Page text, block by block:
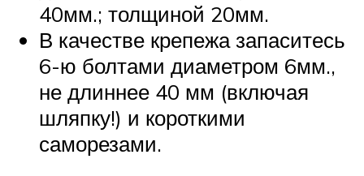
40мм.; толщиной 20мм.
В качестве крепежа запаситесь
6-ю болтами диаметром 6мм.,
не длиннее 40 мм (включая
шляпку!) и короткими
саморезами.